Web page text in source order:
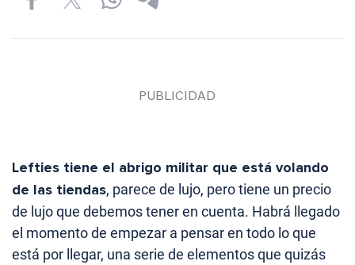
Lefties tiene el abrigo militar que está volando
de las tiendas, parece de lujo, pero tiene un precio
de lujo que debemos tener en cuenta. Habrá llegado
el momento de empezar a pensar en todo lo que
está por llegar, una serie de elementos que quizás